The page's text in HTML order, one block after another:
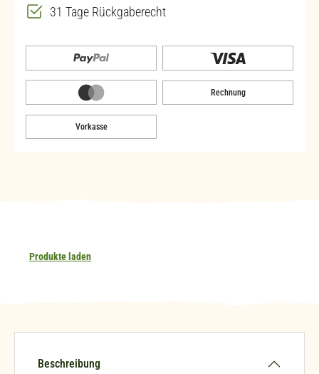
31 Tage Rückgaberecht
Rechnung
Vorkasse
Produkte laden
Beschreibung